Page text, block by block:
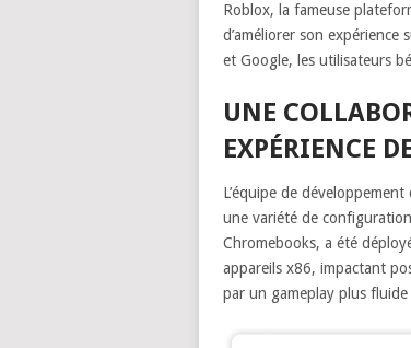
Roblox, la fameuse
d’améliorer son
et Google, les utilisateurs
UNE
EXPÉRIENCE
L’équipe de
une variété de
Chromebooks, a été
appareils x86, impactant
par un gameplay plus